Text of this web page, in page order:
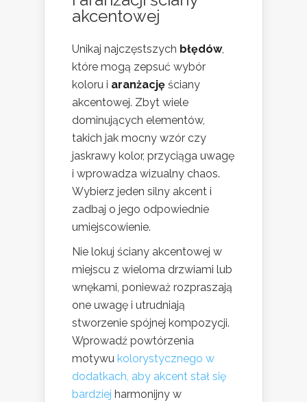
akcentowej
Unikaj najczęstszych błędów,
które mogą zepsuć wybór
koloru i aranżację ściany
akcentowej. Zbyt wiele
dominujących elementów,
takich jak mocny wzór czy
jaskrawy kolor, przyciąga uwagę
i wprowadza wizualny chaos.
Wybierz jeden silny akcent i
zadbaj o jego odpowiednie
umiejscowienie.
Nie lokuj ściany akcentowej w
miejscu z wieloma drzwiami lub
wnękami, ponieważ rozpraszają
one uwagę i utrudniają
stworzenie spójnej kompozycji.
Wprowadź powtórzenia
motywu kolorystycznego w
dodatkach, aby akcent stał się
bardziej harmonijny w